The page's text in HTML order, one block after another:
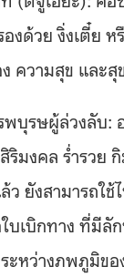
งด้วย งิ่งเตี๋ย
ความสุข และ
บุรษผู้ล่วงลับ:
ริมงคล ร่ำรว
ยังสามารถ
บเบิกทาง ที่มีลั
ะหว่างภพภูมิข